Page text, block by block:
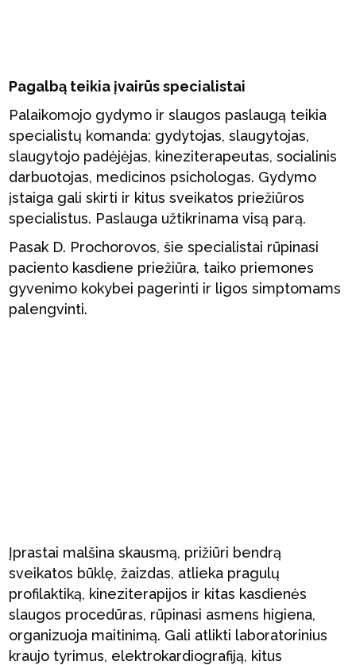
Pagalbą teikia įvairūs specialistai
Palaikomojo gydymo ir slaugos paslaugą teikia
specialistų komanda: gydytojas, slaugytojas,
slaugytojo padėjėjas, kineziterapeutas, socialinis
darbuotojas, medicinos psichologas. Gydymo
įstaiga gali skirti ir kitus sveikatos priežiūros
specialistus. Paslauga užtikrinama visą parą.
Pasak D. Prochorovos, šie specialistai rūpinasi
paciento kasdiene priežiūra, taiko priemones
gyvenimo kokybei pagerinti ir ligos simptomams
palengvinti.
Įprastai malšina skausmą, prižiūri bendrą
sveikatos būklę, žaizdas, atlieka pragulų
profilaktiką, kineziterapijos ir kitas kasdienės
slaugos procedūras, rūpinasi asmens higiena,
organizuoja maitinimą. Gali atlikti laboratorinius
kraujo tyrimus, elektrokardiografiją, kitus